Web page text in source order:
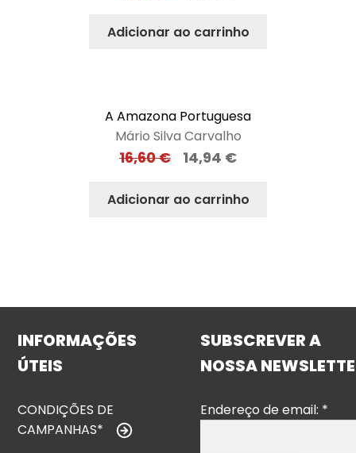
Adicionar ao carrinho
A Amazona Portuguesa
Mário Silva Carvalho
16,60€ 14,94 €
Adicionar ao carrinho
INFORMAÇÕES
ÚTEIS
CONDIÇÕES DE
CAMPANHAS*
SUBSCREVER A
NOSSA
Endereço de email: *